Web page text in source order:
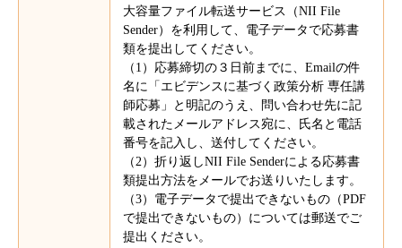
大容量ファイル転送サービス（NII File
Sender）を利用して、電子データで応募書
類を提出してください。
（1）応募締切の３日前までに、Emailの件
名に「エビデンスに基づく政策分析 専任講
師応募」と明記のうえ、問い合わせ先に記
載されたメールアドレス宛に、氏名と電話
番号を記入し、送付してください。
（2）折り返しNII File Senderによる応募書
類提出方法をメールでお送りいたします。
（3）電子データで提出できないもの（PDF
で提出できないもの）については郵送でご
提出ください。